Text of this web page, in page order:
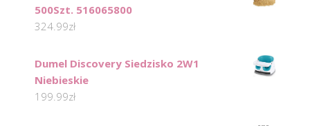
500Szt. 516065800
324.99zł
Dumel Discovery Siedzisko 2W1
Niebieskie
199.99zł